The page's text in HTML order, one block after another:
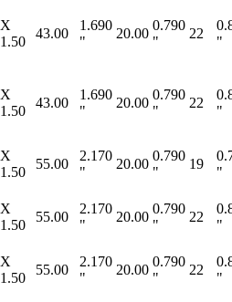
X
1.50
43.00
1.690
"
20.00
0.790
"
22
"
X
1.50
43.00
1.690
"
20.00
0.790
"
22
"
X
1.50
55.00
2.170
"
20.00
0.790
"
19
"
X
1.50
55.00
2.170
"
20.00
0.790
"
22
"
X
1.50
55.00
2.170
"
20.00
0.790
"
22
"